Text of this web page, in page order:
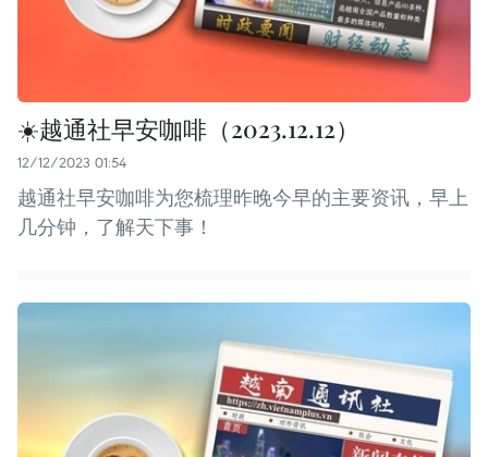
☀️越通社早安咖啡（2023.12.12）
12/12/2023 01:54
越通社早安咖啡为您梳理昨晚今早的主要资讯，早上
几分钟，了解天下事！